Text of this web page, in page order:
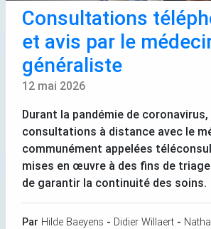
Consultations
et avis par le
généraliste
12 mai 2026
Durant la pandémie de coronavirus,
consultations à distance avec le
communément appelées
mises en œuvre à des fins de
de garantir la continuité des soins.
Par Hilde Baeyens - Didier Willaert -